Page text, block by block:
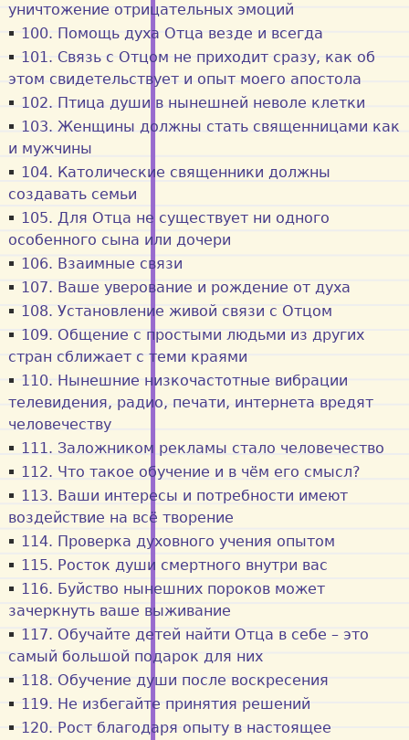
уничтожение отрицательных эмоций
100. Помощь духа Отца везде и всегда
101. Связь с Отцом не приходит сразу, как об
этом свидетельствует и опыт моего апостола
102. Птица души в нынешней неволе клетки
103. Женщины должны стать священницами как
и мужчины
104. Католические священники должны
создавать семьи
105. Для Отца не существует ни одного
особенного сына или дочери
106. Взаимные связи
107. Ваше уверование и рождение от духа
108. Установление живой связи с Отцом
109. Общение с простыми людьми из других
стран сближает с теми краями
110. Нынешние низкочастотные вибрации
телевидения, радио, печати, интернета вредят
человечеству
111. Заложником рекламы стало человечество
112. Что такое обучение и в чём его смысл?
113. Ваши интересы и потребности имеют
воздействие на всё творение
114. Проверка духовного учения опытом
115. Росток души смертного внутри вас
116. Буйство нынешних пороков может
зачеркнуть ваше выживание
117. Обучайте детей найти Отца в себе – это
самый большой подарок для них
118. Обучение души после воскресения
119. Не избегайте принятия решений
120. Рост благодаря опыту в настоящее